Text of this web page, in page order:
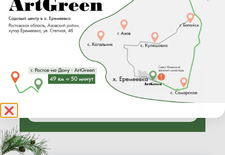
❌
Строительные компании
Муниципальные образования
Розничные покупатели